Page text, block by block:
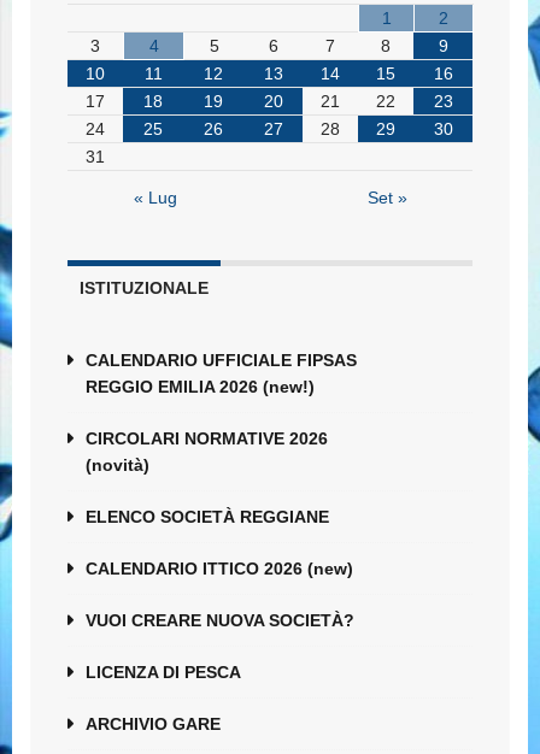
1
2
3
4 5 6 7 8
9
10
11 12 13 14 15
16
17
18 19 20 21 22
23
24
25 26 27 28 29
30
31
« Lug Set »
ISTITUZIONALE
CALENDARIO UFFICIALE FIPSAS
REGGIO EMILIA 2026 (new!)
CIRCOLARI NORMATIVE 2026
(novità)
ELENCO SOCIETÀ REGGIANE
CALENDARIO ITTICO 2026 (new)
VUOI CREARE NUOVA SOCIETÀ?
LICENZA DI PESCA
ARCHIVIO GARE